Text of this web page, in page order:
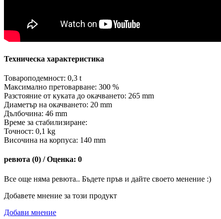
Техническа характеристика
Товароподемност: 0,3 t
Максимално претоварване: 300 %
Разстояние от куката до окачването: 265 mm
Диаметър на окачването: 20 mm
Дълбочина: 46 mm
Време за стабилизиране:
Точност: 0,1 kg
Височина на корпуса: 140 mm
ревюта (0) / Оценка: 0
Все още няма ревюта.. Бъдете пръв и дайте своето менение :)
Добавете мнение за този продукт
Добави мнение